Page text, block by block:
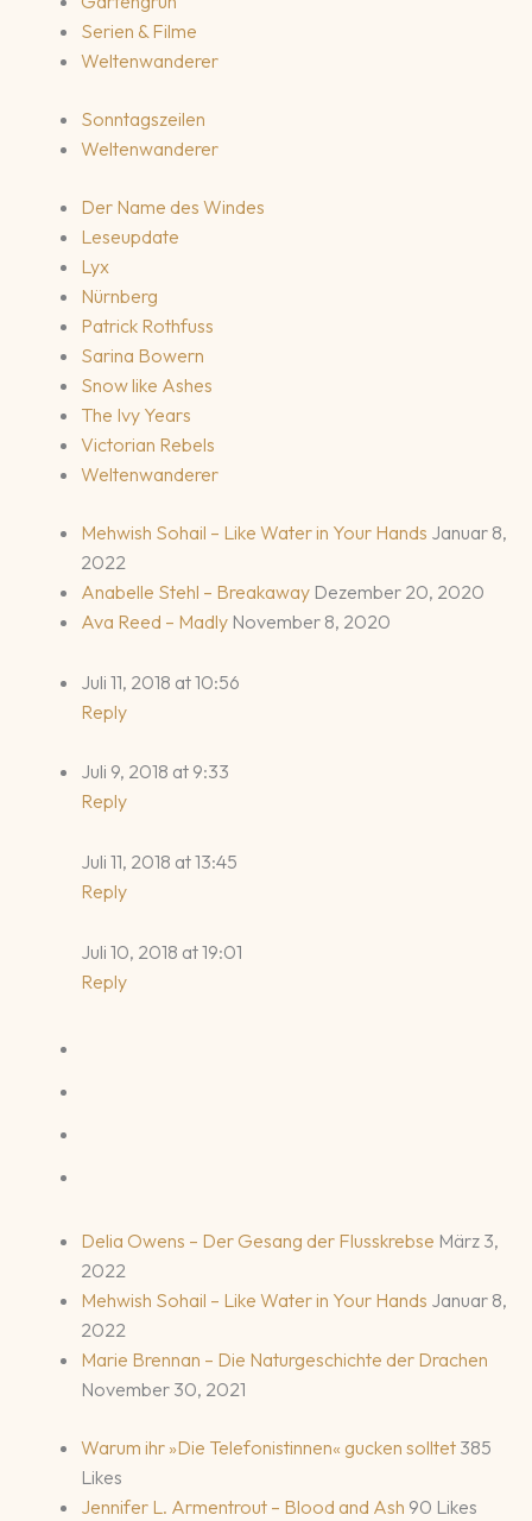
Serien & Filme
Weltenwanderer
Sonntagszeilen
Weltenwanderer
Der Name des Windes
Leseupdate
Lyx
Nürnberg
Patrick Rothfuss
Sarina Bowern
Snow like Ashes
The Ivy Years
Victorian Rebels
Weltenwanderer
Mehwish Sohail – Like Water in Your Hands Januar 8,
2022
Anabelle Stehl – Breakaway Dezember 20, 2020
Ava Reed – Madly November 8, 2020
Juli 11, 2018 at 10:56
Reply
Juli 9, 2018 at 9:33
Reply
Juli 11, 2018 at 13:45
Reply
Juli 10, 2018 at 19:01
Reply
Delia Owens – Der Gesang der Flusskrebse März 3,
2022
Mehwish Sohail – Like Water in Your Hands Januar 8,
2022
Marie Brennan – Die Naturgeschichte der Drachen
November 30, 2021
Warum ihr »Die Telefonistinnen« gucken solltet 385
Likes
Jennifer L. Armentrout – Blood and Ash 90 Likes